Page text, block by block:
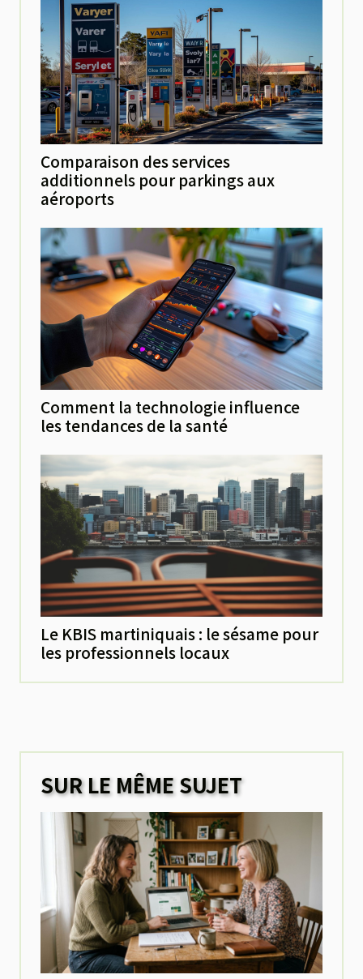
Comparaison des services
additionnels pour parkings aux
aéroports
Comment la technologie influence
les tendances de la santé
Le KBIS martiniquais : le sésame pour
les professionnels locaux
SUR LE MÊME SUJET